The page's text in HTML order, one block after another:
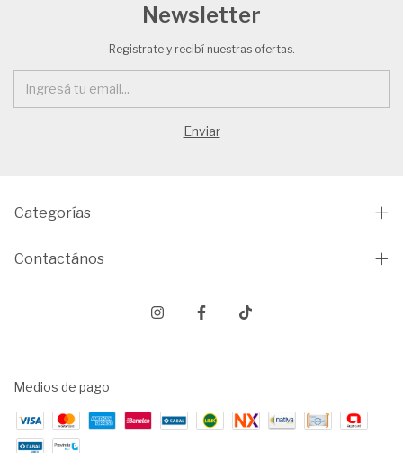
Newsletter
Registrate y recibí nuestras ofertas.
Categorías
Contactános
Medios de pago